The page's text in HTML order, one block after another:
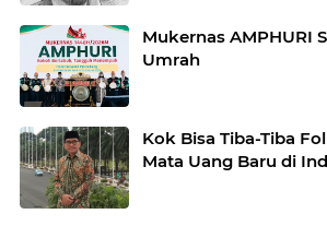
Mukernas AMPHURI
Umrah
Kok Bisa Tiba-Tiba
Mata Uang Baru di